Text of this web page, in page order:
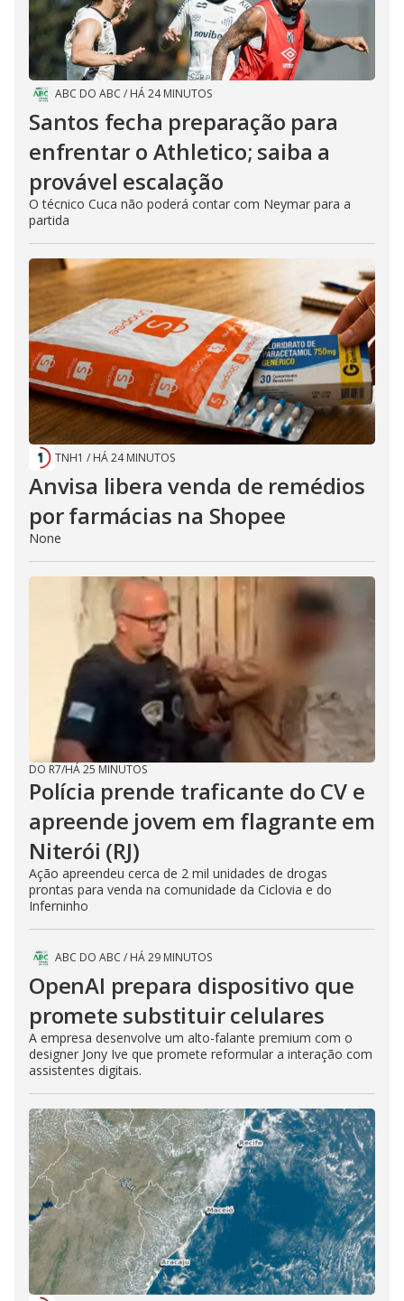
ABC DO ABC / HÁ 24 MINUTOS
Santos fecha preparação para
enfrentar o Athletico; saiba a
provável escalação
O técnico Cuca não poderá contar com Neymar para a
partida
TNH1 / HÁ 24 MINUTOS
Anvisa libera venda de remédios
por farmácias na Shopee
None
DO R7/HÁ 25 MINUTOS
Polícia prende traficante do CV e
apreende jovem em flagrante em
Niterói (RJ)
Ação apreendeu cerca de 2 mil unidades de drogas
prontas para venda na comunidade da Ciclovia e do
Inferninho
ABC DO ABC / HÁ 29 MINUTOS
OpenAI prepara dispositivo que
promete substituir celulares
A empresa desenvolve um alto-falante premium com o
designer Jony Ive que promete reformular a interação com
assistentes digitais.